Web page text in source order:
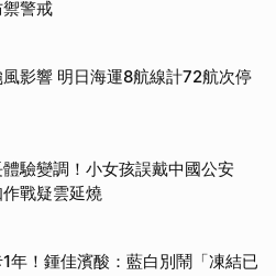
警戒
影響 明日海運8航線計72航次停
驗變調！小女孩誤戴中國公安
戰疑雲延燒
年！鍾佳濱酸：藍白別鬧「凍結已